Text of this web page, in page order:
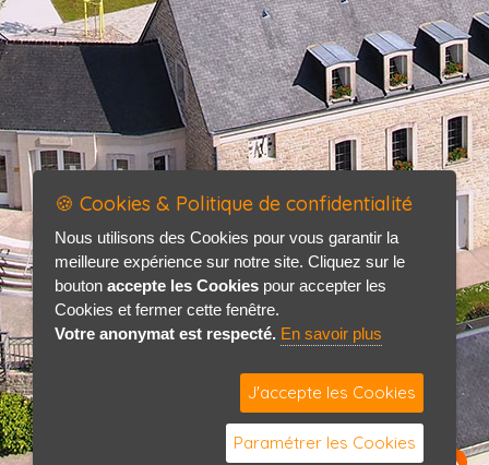
🍪 Cookies & Politique de confidentialité
Nous utilisons des Cookies pour vous garantir la
meilleure expérience sur notre site. Cliquez sur le
bouton accepte les Cookies pour accepter les
Cookies et fermer cette fenêtre.
Votre anonymat est respecté. En savoir plus
J'accepte les Cookies
Paramétrer les Cookies